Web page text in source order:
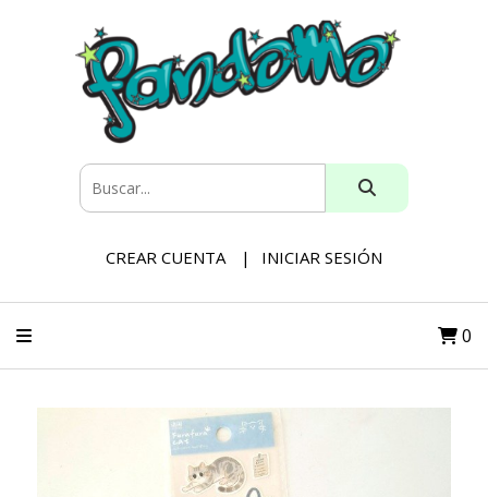
CREAR CUENTA INICIAR SESIÓN
0